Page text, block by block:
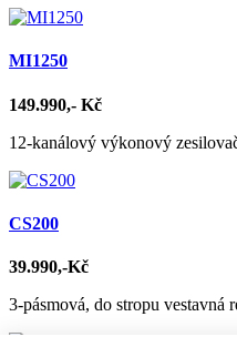
MI1250
149.990,- Kč
12-kanálový výkonový
CS200
39.990,-Kč
3-pásmová, do stropu vestavná